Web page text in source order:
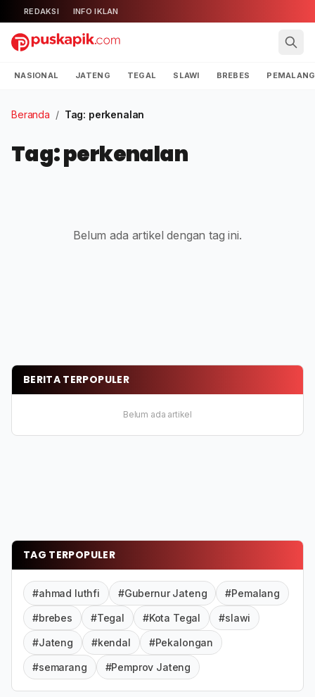
REDAKSI INFO IKLAN
NASIONAL JATENG TEGAL SLAWI BREBES PEMALANG
Beranda / Tag: perkenalan
Tag: perkenalan
Belum ada artikel dengan tag ini.
BERITA TERPOPULER
Belum ada artikel
TAG TERPOPULER
#ahmad luthfi #Gubernur Jateng #Pemalang
#brebes #Tegal #Kota Tegal #slawi
#Jateng #kendal #Pekalongan
#semarang #Pemprov Jateng